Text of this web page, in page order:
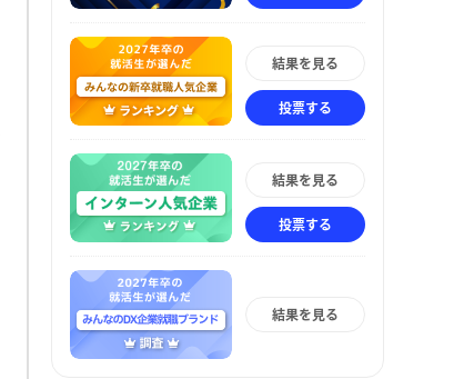
結果を見る
投票する
結果を見る
投票する
結果を見る